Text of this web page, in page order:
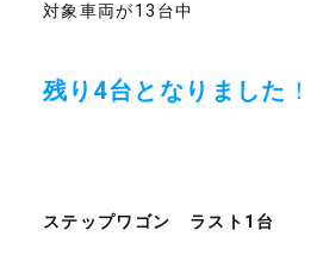
対象車両が13台中
残り4台となりました ！
ステップワゴン ラスト1台